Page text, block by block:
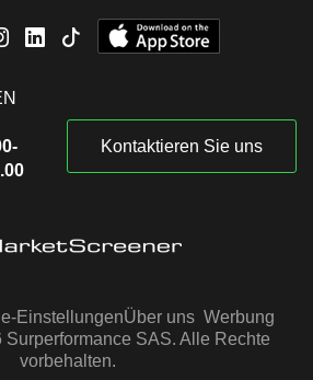
Kontaktieren Sie uns
EinstellungenÜber uns Werbung
SAS. Alle Rechte
vorbehalten.